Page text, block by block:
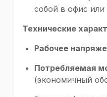
собой в офис или
Технические
Рабочее
Потребляемая
(экономичный